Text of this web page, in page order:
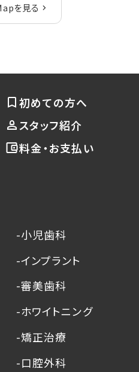
を見る
初めての方へ
スタッフ紹介
料金・お支払い
-小児歯科
-インプラント
-審美歯科
-ホワイトニング
-矯正治療
-口腔外科